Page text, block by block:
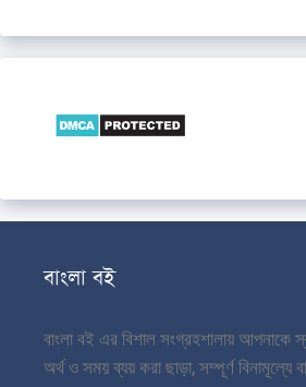
বাংলা বই
বাংলা বই এর বিশাল সংগ্রহশালায় আপনাকে
অর্থ ও সময় ব্যয় করা ছাড়া, সম্পূর্ণ বিনামূল্যে